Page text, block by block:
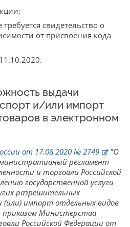
свидетельство о
от присвоения кода
выдачи
и/или импорт
в электронном
от 17.08.2020 № 2749
"О
регламент
и торговли Российской
государственной услуги
разрешительных
(или) импорт отдельных видов
Министерства
Российской Федерации от